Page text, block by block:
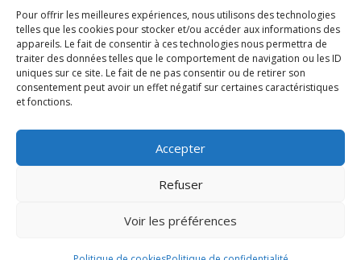
Pour offrir les meilleures expériences, nous utilisons des technologies
telles que les cookies pour stocker et/ou accéder aux informations des
appareils. Le fait de consentir à ces technologies nous permettra de
traiter des données telles que le comportement de navigation ou les ID
uniques sur ce site. Le fait de ne pas consentir ou de retirer son
consentement peut avoir un effet négatif sur certaines caractéristiques
et fonctions.
Accepter
Refuser
Voir les préférences
Horaires
Du Lundi au Vendredi : 9h00 à 12H00
Le mercredi : 14H00 à 16H00
© 2026 Mairie de Marquixanes | Site Internet